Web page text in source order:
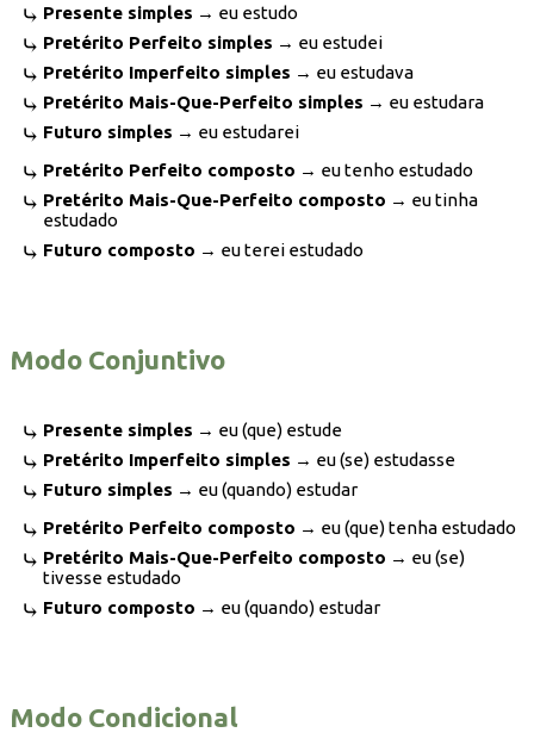
Presente simples → eu estudo
Pretérito Perfeito simples → eu estudei
Pretérito Imperfeito simples → eu estudava
Pretérito Mais-Que-Perfeito simples → eu estudara
Futuro simples → eu estudarei
Pretérito Perfeito composto → eu tenho estudado
Pretérito Mais-Que-Perfeito composto → eu tinha
estudado
Futuro composto → eu terei estudado
Modo Conjuntivo
Presente simples → eu (que) estude
Pretérito Imperfeito simples → eu (se) estudasse
Futuro simples → eu (quando) estudar
Pretérito Perfeito composto → eu (que) tenha estudado
Pretérito Mais-Que-Perfeito composto → eu (se)
tivesse estudado
Futuro composto → eu (quando) estudar
Modo Condicional